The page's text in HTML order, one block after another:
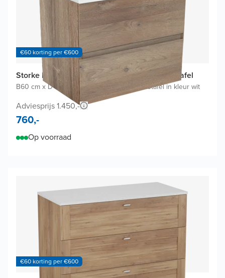
€60 korting per €600
Storke Edge badkamermeubel met Mata Wastafel
B60 cm x D40 cm | Onderkast Ruwe eik Wastafel in kleur wit
Adviesprijs 1.450,-
760,-
Op voorraad
€60 korting per €600